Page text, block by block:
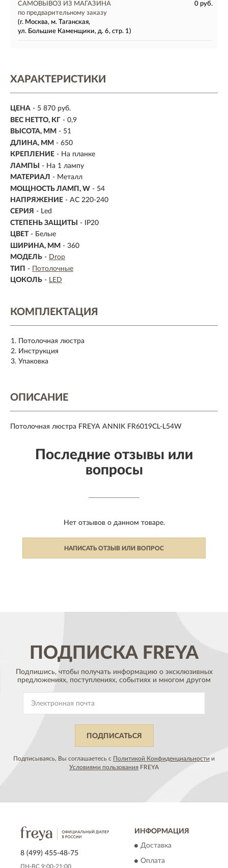
САМОВЫВОЗ ИЗ МАГАЗИНА
0 руб.
по предварительному заказу
(г. Москва, м. Таганская,
ул. Большие Каменщики, д. 6, стр. 1)
ХАРАКТЕРИСТИКИ
ЦЕНА - 5 870 руб.
ВЕС НЕТТО, КГ - 0,9
ВЫСОТА, ММ - 51
ДЛИНА, ММ - 650
КРЕПЛЕНИЕ - На планке
ЛАМПЫ
- На 1 лампу
МАТЕРИАЛ - Металл
МОЩНОСТЬ ЛАМП, W - 54
НАПРЯЖЕНИЕ - AC 220-240
СЕРИЯ - Led
СТЕПЕНЬ ЗАЩИТЫ
- IP20
ЦВЕТ - Белые
ШИРИНА, ММ - 360
МОДЕЛЬ - Drop
ТИП - Потолочные
ЦОКОЛЬ - LED
КОМПЛЕКТАЦИЯ
Потолочная люстра
Инструкция
Упаковка
ОПИСАНИЕ
Потолочная люстра FREYA ANNIK FR6019CL-L54W
Последние отзывы или
вопросы
Нет отзывов о данном товаре.
НАПИСАТЬ ОТЗЫВ ИЛИ ВОПРОС
ПОДПИСКА FREYA
Подпишись, чтобы получать информацию о эксклюзивных
предложениях, поступлениях, событиях и многом другом
ПОДПИСАТЬСЯ
Подписываясь, Вы соглашаетесь с Политикой Конфиденциальности и
Условиями пользования FREYA
8 (499) 455-48-75
ПН-ВС 9:00-21:00
ИНФОРМАЦИЯ
Доставка
Оплата